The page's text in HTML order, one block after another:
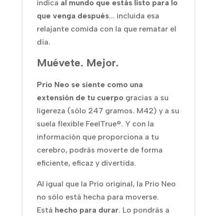
indica al mundo que estás listo para lo
que venga después... incluida esa
relajante comida con la que rematar el
día.
Muévete. Mejor.
Prio Neo se siente como una
extensión de tu cuerpo gracias a su
ligereza (sólo 247 gramos. M42) y a su
suela flexible FeelTrue®. Y con la
información que proporciona a tu
cerebro, podrás moverte de forma
eficiente, eficaz y divertida.
Al igual que la Prio original, la Prio Neo
no sólo está hecha para moverse.
Está hecho para durar. Lo pondrás a